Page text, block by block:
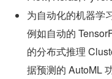
为自动化的机器学
例如自动的
的分布式推理
据预测的 AutoML 功